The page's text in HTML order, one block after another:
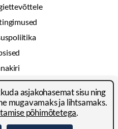
asjakohasemat sisu ning
mugavamaks ja lihtsamaks.
põhimõtetega.